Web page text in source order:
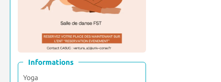
Informations
Yoga